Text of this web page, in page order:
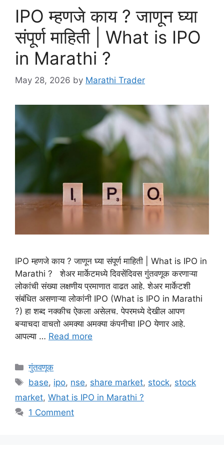
IPO म्हणजे काय ? जाणून घ्या
संपूर्ण माहिती | What is IPO
in Marathi ?
May 28, 2026 by Marathi Trader
IPO म्हणजे काय ? जाणून घ्या संपूर्ण माहिती | What is IPO in
Marathi ? शेअर मार्केटमध्ये दिवसेंदिवस गुंतवणूक करणाऱ्या
लोकांची संख्या लक्षणीय प्रमाणात वाढत आहे. शेअर मार्केटशी
संबंधित असणाऱ्या लोकांनी IPO (What is IPO in Marathi
?) हा शब्द नक्कीच ऐकला असेलच. पेपरमध्ये देखील आपण
बऱ्याचदा वाचतो अमक्या अमक्या कंपनीचा IPO येणार आहे.
आपल्या … Read more
Categories
गुंतवणूक
Tags
base, ipo, nse, share market, stock, stock
market, What is IPO in Marathi ?
1 Comment